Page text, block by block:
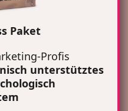
Paket
Profis
unterstütztes